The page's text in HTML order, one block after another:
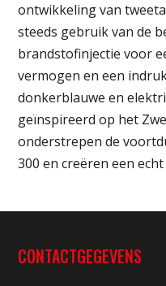
ontwikkeling van
steeds gebruik van de
brandstofinjectie voor
vermogen en een
donkerblauwe en
geïnspireerd op het
onderstrepen de
300 en creëren een
CONTACTGEGEVENS